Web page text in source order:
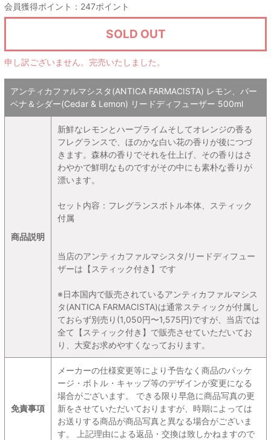
会員獲得ポイント：247ポイント
SOLD OUT
申し訳ございません。完売いたしました。
アンティカファルマシスタ(ANTICA FARMACISTA) レモン、バー
ベナ＆シダー(Cedar & Lemon) リードディフューザー 500ml
商品説明
新鮮なレモンとハーブライムそしてオレンジの香る
フレグランスで、ほのかな白い花の香りが後につづ
きます。森林の香りでそれを仕上げ、その香りはさ
わやかで鮮明なものですがその中にも素朴な香りが
漂います。
セット内容：フレグランスボトル本体、スティック
付属
当店のアンティカファルマシスタ/リードディフュー
ザーは【スティック付き】です
※日本国内で販売されているアンティカファルマシス
タ(ANTICA FARMACISTA)は通常スティックが付属し
ておらず別売り(1,050円〜1,575円)ですが、当店では
全て【スティック付き】で販売させていただいてお
り、大変お求めやすくなっております。
免責事項
メーカーの仕様変更等により予告なく商品のパッケ
ージ・ボトル・キャップ等のデザインが変更になる
場合がございます。 できる限り早急に商品写真の更
新をさせていただいておりますが、時期によっては
お送りする商品が商品写真と異なる場合がございま
す。 上記理由による返品・交換は致しかねますので